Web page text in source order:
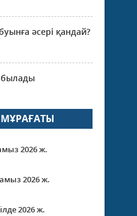
әсері қандай?
МҰРАҒАТЫ
2026 ж.
2026 ж.
2026 ж.